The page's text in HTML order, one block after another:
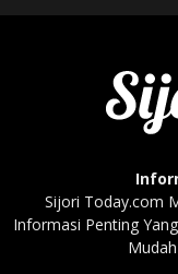
Sijori Today.com
Informasi Penting